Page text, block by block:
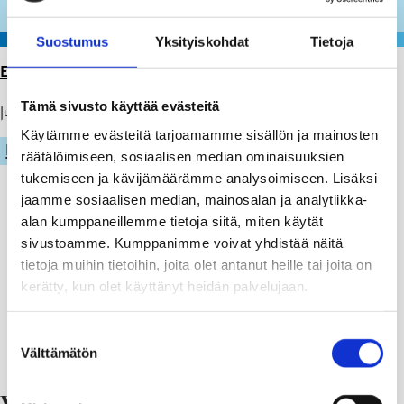
Suostumus Yksityiskohdat Tietoja
Tämä sivusto käyttää evästeitä
Käytämme evästeitä tarjoamamme sisällön ja mainosten
räätälöimiseen, sosiaalisen median ominaisuuksien
tukemiseen ja kävijämäärämme analysoimiseen. Lisäksi
jaamme sosiaalisen median, mainosalan ja analytiikka-
alan kumppaneillemme tietoja siitä, miten käytät
sivustoamme. Kumppanimme voivat yhdistää näitä
tietoja muihin tietoihin, joita olet antanut heille tai joita on
kerätty, kun olet käyttänyt heidän palvelujaan.
valinta
Välttämätön
ETUSIVU>ARTIKKELIT>SIMMIS 2026
Julkaistu: 26.05.26
LIIKUNTA